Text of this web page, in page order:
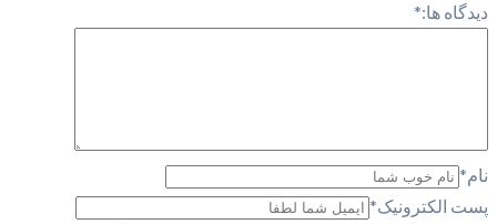
دیدگاه ها:*
نام*
پست الکترونیک*